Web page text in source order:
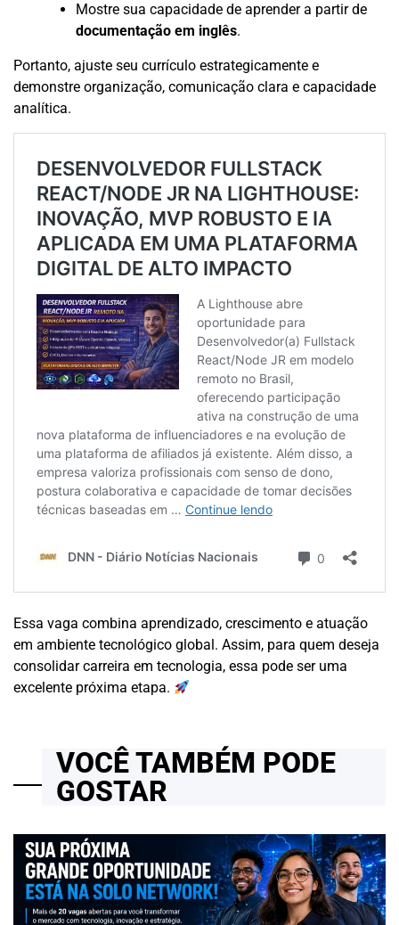
Mostre sua capacidade de aprender a partir de
documentação em inglês.
Portanto, ajuste seu currículo estrategicamente e
demonstre organização, comunicação clara e capacidade
analítica.
Essa vaga combina aprendizado, crescimento e atuação
em ambiente tecnológico global. Assim, para quem deseja
consolidar carreira em tecnologia, essa pode ser uma
excelente próxima etapa.
VOCÊ TAMBÉM PODE
GOSTAR